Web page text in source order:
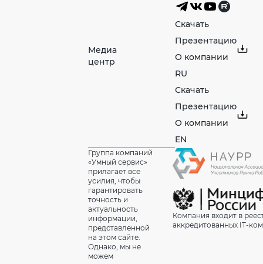
Медиа
центр
Скачать
Презентацию
О компании
RU
Скачать
Презентацию
О компании
EN
Группа компаний
«Умный сервис»
прилагает все
усилия, чтобы
гарантировать
точность и
актуальность
информации,
представленной
на этом сайте.
Однако, мы не
можем
Компания входит в
аккредитованных IT-